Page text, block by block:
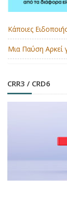
Κάποιες
Μια Παύση Αρκεί
CRR3 / CRD6